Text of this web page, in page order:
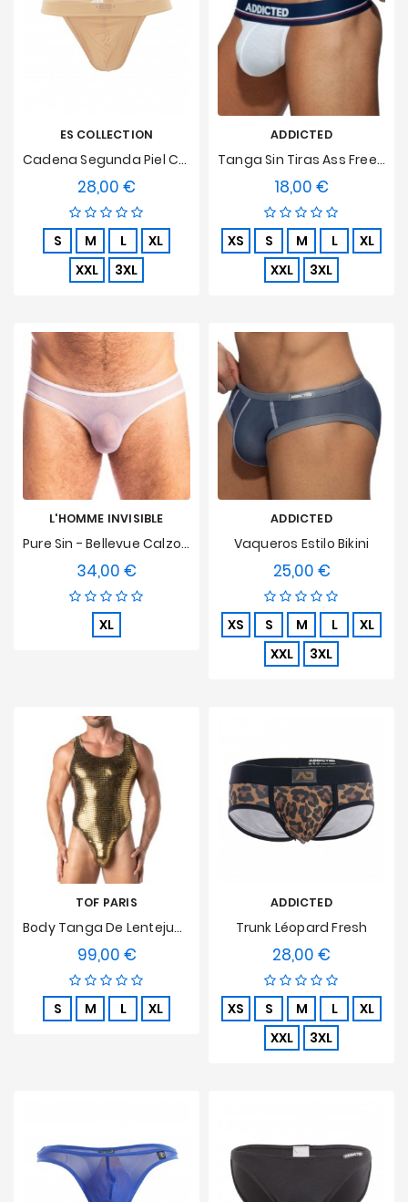
ES COLLECTION
Cadena Segunda Piel Color Carne
28,00 €
S M L
XL
XXL
3XL
ADDICTED
Tanga Sin Tiras Ass Freedom - Blanco
18,00 €
XS S M L
XL
XXL
3XL
L'HOMME INVISIBLE
Pure Sin - Bellevue Calzoncillos L'Homme Invisible
34,00 €
XL
ADDICTED
Vaqueros Estilo Bikini
25,00 €Precio
XS S M L
XL
XXL
3XL
TOF PARIS
Body Tanga De Lentejuelas Doradas Tof Paris
99,00 €Precio
S M L XL
ADDICTED
Trunk Léopard Fresh
28,00 €
XS S M L
XL
XXL
3XL